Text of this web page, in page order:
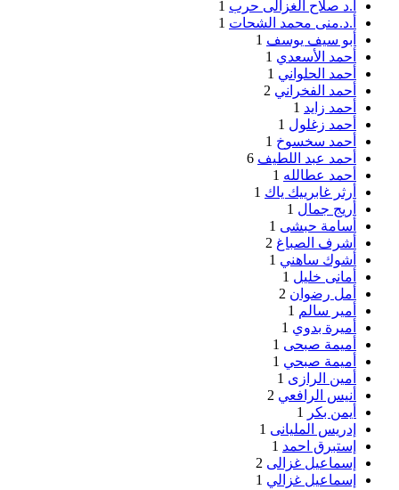
أ.د صلاح الغزالى حرب 1
أ.د.منى محمد الشحات 1
أبو سيف يوسف 1
أحمد الأسعدي 1
أحمد الحلواني 1
أحمد الفخراني 2
أحمد زايد 1
أحمد زغلول 1
أحمد سخسوخ 1
أحمد عبد اللطيف 6
أحمد عطالله 1
أرثر غابرييك ياك 1
أريج جمال 1
أسامة حبشى 1
أشرف الصباغ 2
أشوك ساهني 1
أمانى خليل 1
أمل رضوان 2
أمير سالم 1
أميرة بدوي 1
أميمة صبحى 1
أميمة صبحي 1
أمين الرازى 1
أنيس الرافعي 2
أيمن بكر
1
إدريس المليانى 1
إستبرق احمد 1
إسماعيل غزالى 2
إسماعيل غزالي 1